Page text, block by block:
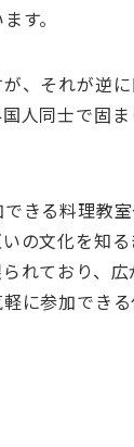
す。
、それが逆
人同士で固
きる料理教
の文化を知
れており、
に参加できる